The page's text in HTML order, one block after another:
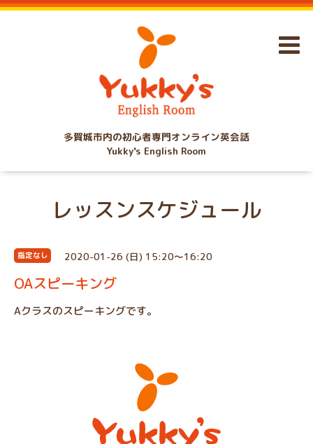
多賀城市内の初心者専門オンライン英会話
Yukky's English Room
レッスンスケジュール
指定なし 2020-01-26 (日) 15:20～16:20
OAスピーキング
Aクラスのスピーキングです。